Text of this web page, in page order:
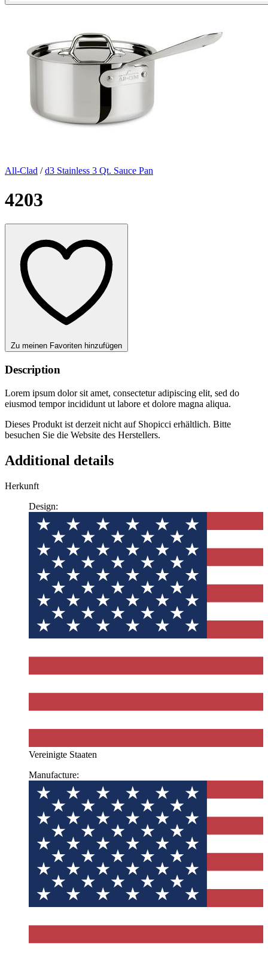
All-Clad /d3 Stainless 3 Qt. Sauce Pan
4203
Zu meinen Favoriten hinzufügen
Description
Lorem ipsum dolor sit amet, consectetur adipiscing elit, sed do
eiusmod tempor incididunt ut labore et dolore magna aliqua.
Dieses Produkt ist derzeit nicht auf Shopicci erhältlich. Bitte
besuchen Sie die Website des Herstellers.
Additional details
Herkunft
Design:
Vereinigte Staaten
Manufacture: